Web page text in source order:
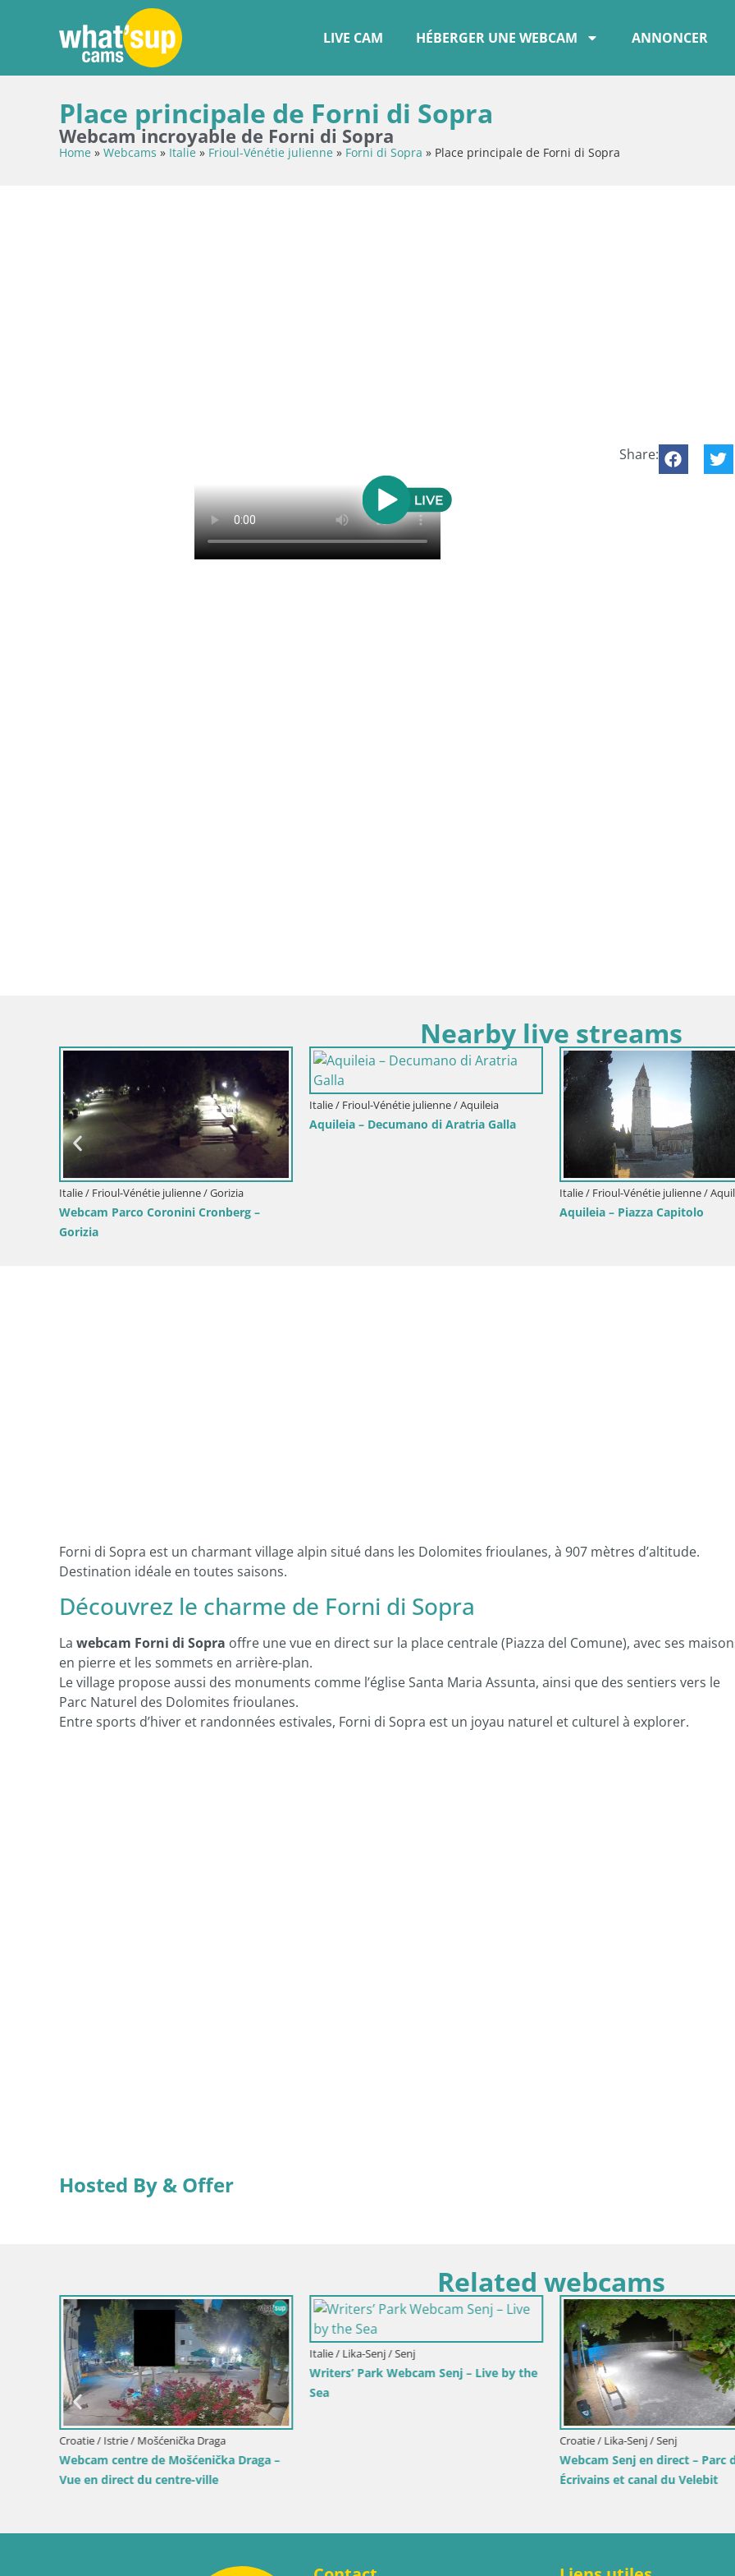
LIVE CAM HÉBERGER UNE WEBCAM ANNONCER
Place principale de Forni di Sopra
Webcam incroyable de Forni di Sopra
Home » Webcams » Italie » Frioul-Vénétie julienne » Forni di Sopra » Place principale de Forni di Sopra
Share:
Nearby live streams
Italie / Frioul-Vénétie julienne / Gorizia
Webcam Parco Coronini Cronberg –
Gorizia
Italie / Frioul-Vénétie julienne / Aquileia
Aquileia – Decumano di Aratria Galla
Italie / Frioul-Vénétie julienne /
Aquileia – Piazza Capitolo
Forni di Sopra est un charmant village alpin situé dans les Dolomites frioulanes, à 907 mètres d’altitude.
Destination idéale en toutes saisons.
Découvrez le charme de Forni di Sopra
La webcam Forni di Sopra offre une vue en direct sur la place centrale (Piazza del Comune), avec ses
en pierre et les sommets en arrière-plan.
Le village propose aussi des monuments comme l’église Santa Maria Assunta, ainsi que des sentiers vers le
Parc Naturel des Dolomites frioulanes.
Entre sports d’hiver et randonnées estivales, Forni di Sopra est un joyau naturel et culturel à explorer.
Hosted By & Offer
Related webcams
Croatie / Istrie / Mošćenička Draga
Webcam centre de Mošćenička Draga –
Vue en direct du centre-ville
Italie / Lika-Senj / Senj
Writers’ Park Webcam Senj – Live by the
Sea
Croatie / Lika-Senj / Senj
Webcam Senj en direct – Parc
Écrivains et canal du Velebit